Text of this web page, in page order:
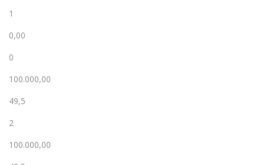
1
0,00
0
100.000,00
49,5
2
100.000,00